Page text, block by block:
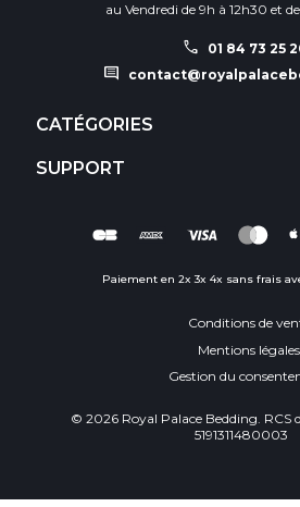
au Vendredi de 9h à 12h30 et
call 01 84 73 25
comment
CATÉGORIES
SUPPORT
Paiement en 2x 3x 4x sans frais
© 2026 Royal Palace Bedding. RCS
5191311480003
Conditions de
Mentions légales
Gestion du